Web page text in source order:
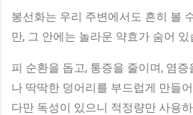
봉선화는 우리 주변에서도 흔히 볼
만, 그 안에는 놀라운 약효가 숨어 있
피 순환을 돕고, 통증을 줄이며, 염
나 딱딱한 덩어리를 부드럽게 만들
다만 독성이 있으니 적정량만 사용